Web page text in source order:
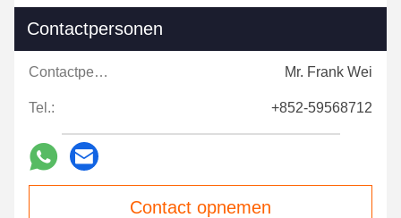
Contactpersonen
Contactpersonen: Mr. Frank Wei
Tel.: +852-59568712
Contact opnemen